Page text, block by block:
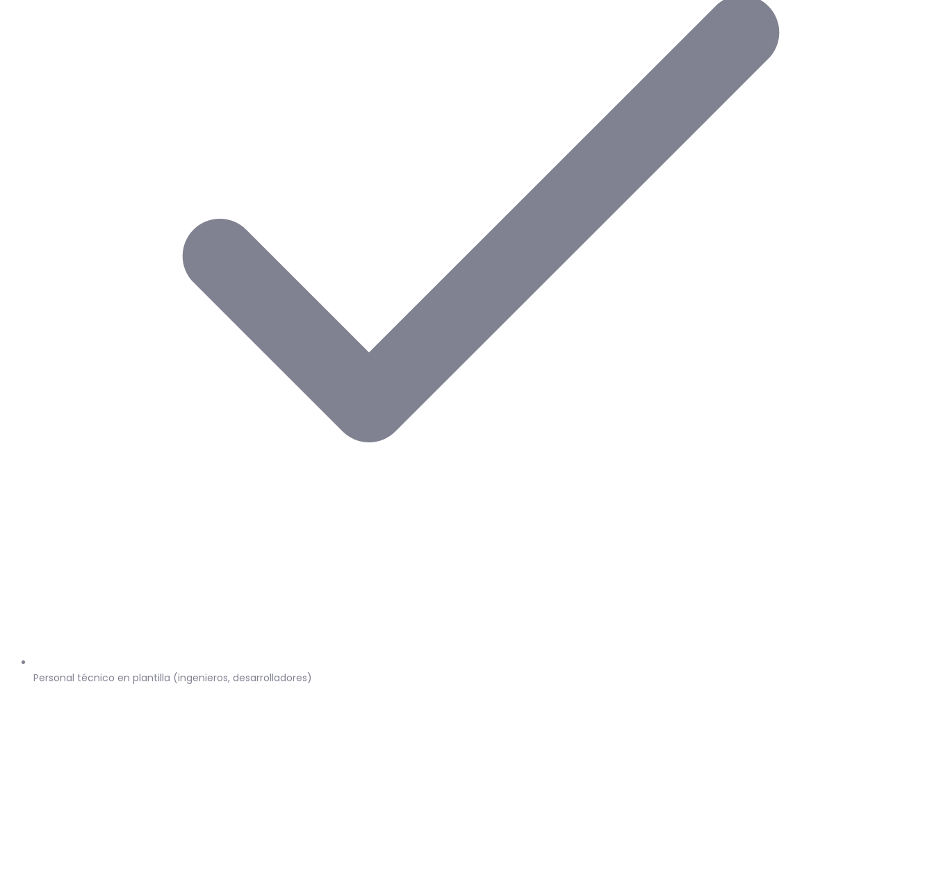
Personal técnico en plantilla (ingenieros, desarrolladores)